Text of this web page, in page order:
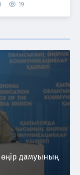
19
дамуының